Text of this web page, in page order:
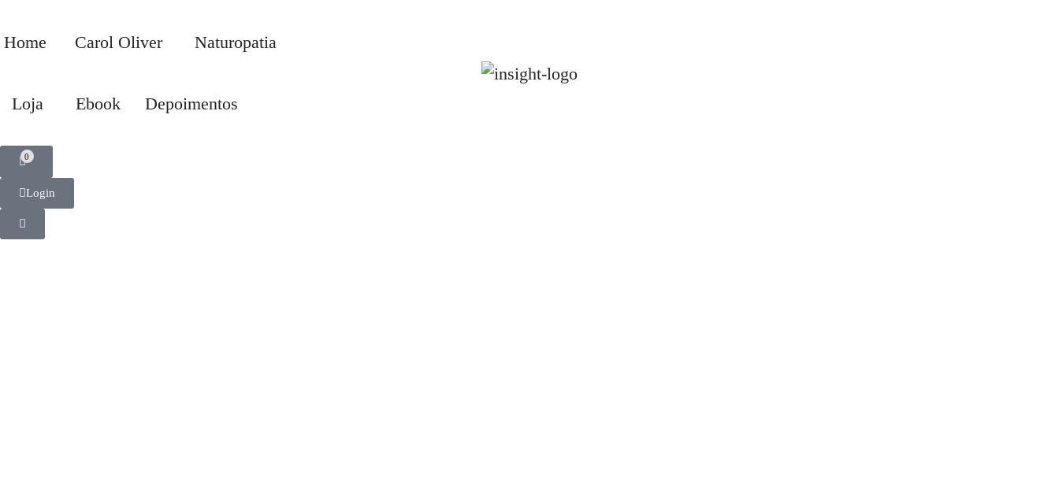
Home Carol Oliver Naturopatia
Loja Ebook Depoimentos
0
Login